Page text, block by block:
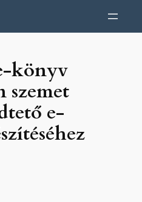
könyv
szemet
e-